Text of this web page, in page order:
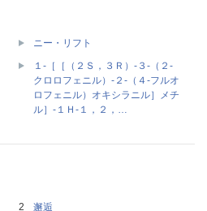
ニー・リフト
１‐［［（２Ｓ，３Ｒ）‐３‐（２‐
クロロフェニル）‐２‐（４‐フルオ
ロフェニル）オキシラニル］メチ
ル］‐１Ｈ‐１，２，…
邂逅